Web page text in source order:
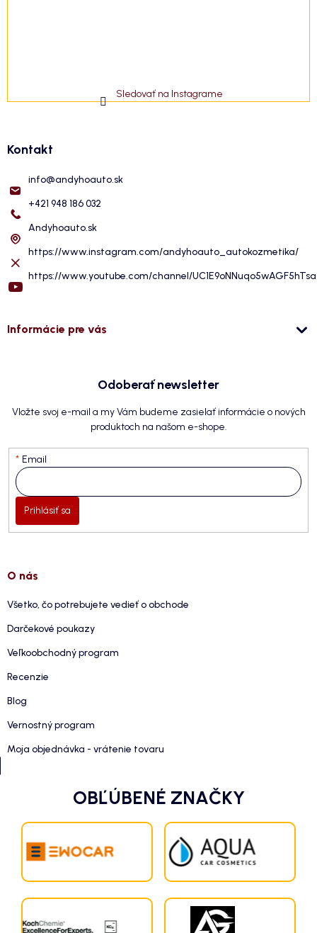
Sledovať na Instagrame
Kontakt
info@andyhoauto.sk
+421 948 186 032
Andyhoauto.sk
https://www.instagram.com/andyhoauto_autokozmetika/
https://www.youtube.com/channel/
Informácie pre vás
Odoberať newsletter
Vložte svoj e-mail a my Vám budeme zasielať informácie o nových
produktoch na našom e-shope.
Email
Prihlásiť sa
O nás
Všetko, čo potrebujete vedieť o obchode
Darčekové poukazy
Veľkoobchodný program
Recenzie
Blog
Vernostný program
Moja objednávka - vrátenie tovaru
OBĽÚBENÉ ZNAČKY